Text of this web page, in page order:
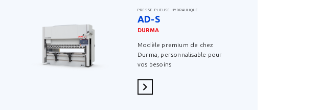
PRESSE PLIEUSE HYDRAULIQUE
AD-S
DURMA
Modèle premium de chez
Durma, personnalisable pour
vos besoins
En savoir plus